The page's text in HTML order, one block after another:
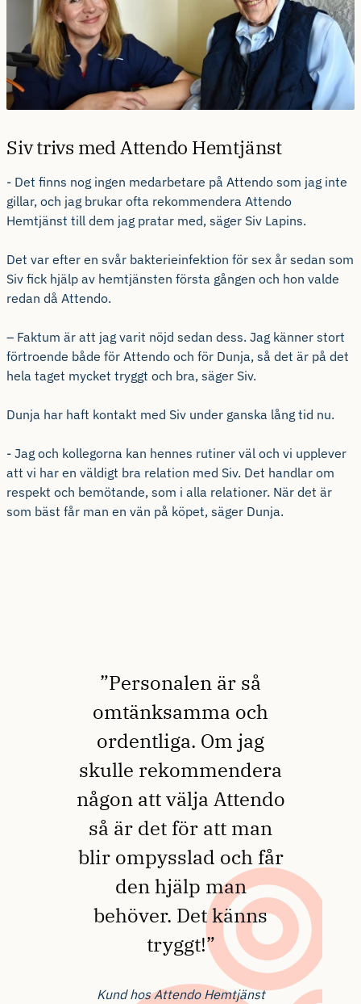
Siv trivs med Attendo Hemtjänst
- Det finns nog ingen medarbetare på Attendo som jag inte
gillar, och jag brukar ofta rekommendera Attendo
Hemtjänst till dem jag pratar med, säger Siv Lapins.
Det var efter en svår bakterieinfektion för sex år sedan som
Siv fick hjälp av hemtjänsten första gången och hon valde
redan då Attendo.
– Faktum är att jag varit nöjd sedan dess. Jag känner stort
förtroende både för Attendo och för Dunja, så det är på det
hela taget mycket tryggt och bra, säger Siv.
Dunja har haft kontakt med Siv under ganska lång tid nu.
- Jag och kollegorna kan hennes rutiner väl och vi upplever
att vi har en väldigt bra relation med Siv. Det handlar om
respekt och bemötande, som i alla relationer. När det är
som bäst får man en vän på köpet, säger Dunja.
”Personalen är så
omtänksamma och
ordentliga. Om jag
skulle rekommendera
någon att välja Attendo
så är det för att man
blir ompysslad och får
den hjälp man
behöver. Det känns
tryggt!”
Kund hos Attendo Hemtjänst